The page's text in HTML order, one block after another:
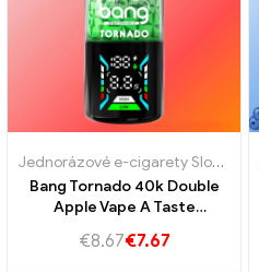
Jednorázové e-cigarety Slovensko
Bang Tornado 40k Double
Apple Vape A Taste
fanoušky vapingu
€8.67€7.67